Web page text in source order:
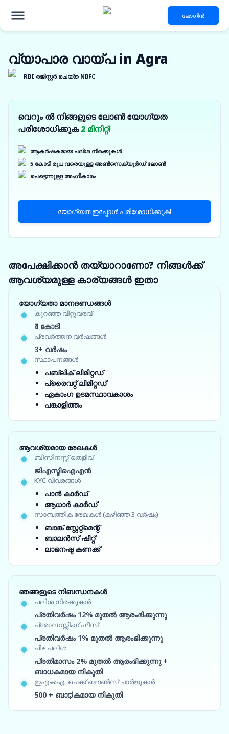
ലോഗിൻ
വ്യാപാര വായ്പ in Agra
RBI രജിസ്റ്റർ ചെയ്ത NBFC
വെറും ൽ നിങ്ങളുടെ ലോൺ യോഗ്യത
പരിശോധിക്കുക2 മിനിറ്റ്!
ആകർഷകമായ പലിശ നിരക്കുകൾ
5 കോടി രൂപ വരെയുള്ള അൺസെക്യൂർഡ് ലോൺ
പെട്ടെന്നുള്ള അംഗീകാരം
യോഗ്യത ഇപ്പോൾ പരിശോധിക്കുക!
അപേക്ഷിക്കാൻ തയ്യാറാണോ? നിങ്ങൾക്ക്
ആവശ്യമുള്ള കാര്യങ്ങൾ ഇതാ
യോഗ്യതാ മാനദണ്ഡങ്ങൾ
കുറഞ്ഞ വിറ്റുവരവ്
₹3 കോടി
പ്രവർത്തന വർഷങ്ങൾ
3+ വർഷം
സ്ഥാപനങ്ങൾ
പബ്ലിക് ലിമിറ്റഡ്
പ്രൈവറ്റ് ലിമിറ്റഡ്
ഏകാംഗ ഉടമസ്ഥാവകാശം
പങ്കാളിത്തം
ആവശ്യമായ രേഖകൾ
ബിസിനസ്സ് തെളിവ്
ജിഎസ്ടിഐഎൻ
KYC വിവരങ്ങൾ
പാൻ കാർഡ്
ആധാർ കാർഡ്
സാമ്പത്തിക രേഖകൾ (കഴിഞ്ഞ 3 വർഷം)
ബാങ്ക് സ്റ്റേറ്റ്‌മെന്റ്
ബാലൻസ് ഷീറ്റ്
ലാഭനഷ്ട കണക്ക്
ഞങ്ങളുടെ നിബന്ധനകൾ
പലിശ നിരക്കുകൾ
പ്രതിവർഷം 12% മുതൽ ആരംഭിക്കുന്നു
പ്രോസസ്സിംഗ് ഫീസ്
പ്രതിവർഷം 1% മുതൽ ആരംഭിക്കുന്നു
പിഴ പലിശ
പ്രതിമാസം 2% മുതൽ ആരംഭിക്കുന്നു +
ബാധകമായ നികുതി
ഇഎംഐ, ചെക്ക് ബൗൺസ് ചാർജുകൾ
500 + ബാಧകമായ നികുതി